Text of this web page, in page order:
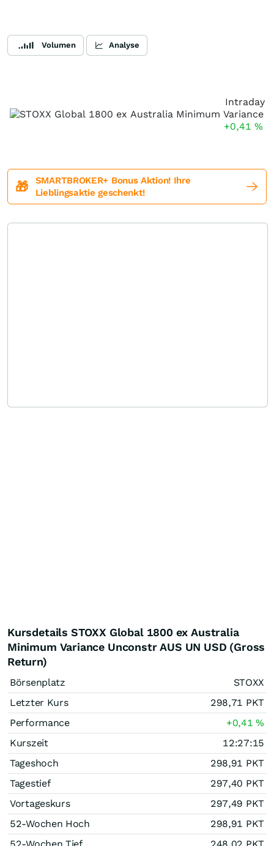
Volumen Analyse
Intraday
+0,41 %
🎁
SMARTBROKER+ Bonus Aktion! Ihre
Lieblingsaktie geschenkt!
Kursdetails STOXX Global 1800 ex Australia
Minimum Variance Unconstr AUS UN USD (Gross
Return)
Börsenplatz
STOXX
Letzter Kurs
298,71 PKT
Performance
+0,41%
Kurszeit
12:27:15
Tageshoch
298,91 PKT
Tagestief
297,40 PKT
Vortageskurs
297,49 PKT
52-Wochen Hoch
298,91 PKT